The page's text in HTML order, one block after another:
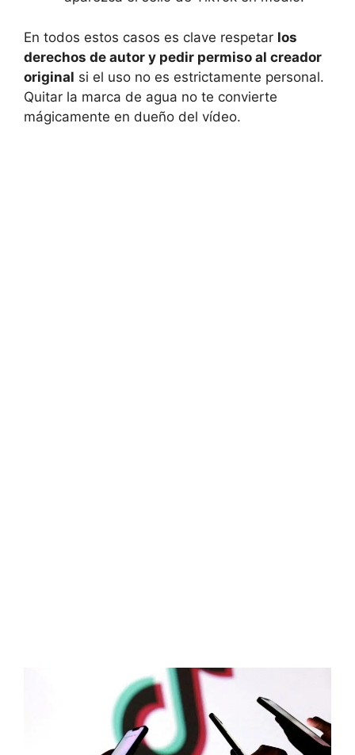
En todos estos casos es clave respetar los
derechos de autor y pedir permiso al creador
original si el uso no es estrictamente personal.
Quitar la marca de agua no te convierte
mágicamente en dueño del vídeo.